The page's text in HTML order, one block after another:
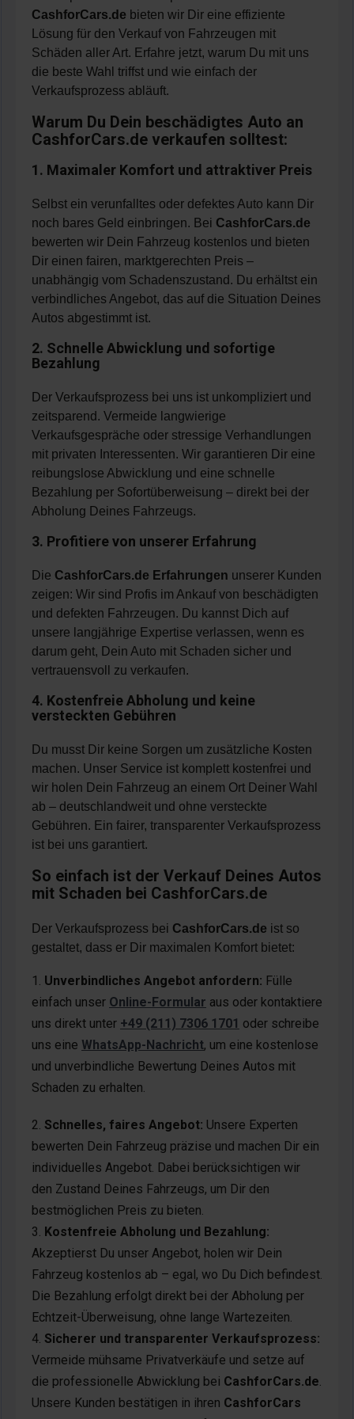
CashforCars.de bieten wir Dir eine effiziente
Lösung für den Verkauf von Fahrzeugen mit
Schäden aller Art. Erfahre jetzt, warum Du mit uns
die beste Wahl triffst und wie einfach der
Verkaufsprozess abläuft.
Warum Du Dein beschädigtes Auto an
CashforCars.de verkaufen solltest:
1. Maximaler Komfort und attraktiver Preis
Selbst ein verunfalltes oder defektes Auto kann Dir
noch bares Geld einbringen. Bei CashforCars.de
bewerten wir Dein Fahrzeug kostenlos und bieten
Dir einen fairen, marktgerechten Preis –
unabhängig vom Schadenszustand. Du erhältst ein
verbindliches Angebot, das auf die Situation Deines
Autos abgestimmt ist.
2. Schnelle Abwicklung und sofortige
Bezahlung
Der Verkaufsprozess bei uns ist unkompliziert und
zeitsparend. Vermeide langwierige
Verkaufsgespräche oder stressige Verhandlungen
mit privaten Interessenten. Wir garantieren Dir eine
reibungslose Abwicklung und eine schnelle
Bezahlung per Sofortüberweisung – direkt bei der
Abholung Deines Fahrzeugs.
3. Profitiere von unserer Erfahrung
Die CashforCars.de Erfahrungen unserer Kunden
zeigen: Wir sind Profis im Ankauf von beschädigten
und defekten Fahrzeugen. Du kannst Dich auf
unsere langjährige Expertise verlassen, wenn es
darum geht, Dein Auto mit Schaden sicher und
vertrauensvoll zu verkaufen.
4. Kostenfreie Abholung und keine
versteckten Gebühren
Du musst Dir keine Sorgen um zusätzliche Kosten
machen. Unser Service ist komplett kostenfrei und
wir holen Dein Fahrzeug an einem Ort Deiner Wahl
ab – deutschlandweit und ohne versteckte
Gebühren. Ein fairer, transparenter Verkaufsprozess
ist bei uns garantiert.
So einfach ist der Verkauf Deines Autos
mit Schaden bei CashforCars.de
Der Verkaufsprozess bei CashforCars.de ist so
gestaltet, dass er Dir maximalen Komfort bietet:
Unverbindliches Angebot anfordern: Fülle
einfach unser Online-Formular aus oder kontaktiere
uns direkt unter +49 (211) 7306 1701 oder schreibe
uns eine WhatsApp-Nachricht, um eine kostenlose
und unverbindliche Bewertung Deines Autos mit
Schaden zu erhalten.
Schnelles, faires Angebot: Unsere Experten
bewerten Dein Fahrzeug präzise und machen Dir ein
individuelles Angebot. Dabei berücksichtigen wir
den Zustand Deines Fahrzeugs, um Dir den
bestmöglichen Preis zu bieten.
Kostenfreie Abholung und Bezahlung:
Akzeptierst Du unser Angebot, holen wir Dein
Fahrzeug kostenlos ab – egal, wo Du Dich befindest.
Die Bezahlung erfolgt direkt bei der Abholung per
Echtzeit-Überweisung, ohne lange Wartezeiten.
Sicherer und transparenter Verkaufsprozess:
Vermeide mühsame Privatverkäufe und setze auf
die professionelle Abwicklung bei CashforCars.de.
Unsere Kunden bestätigen in ihren CashforCars